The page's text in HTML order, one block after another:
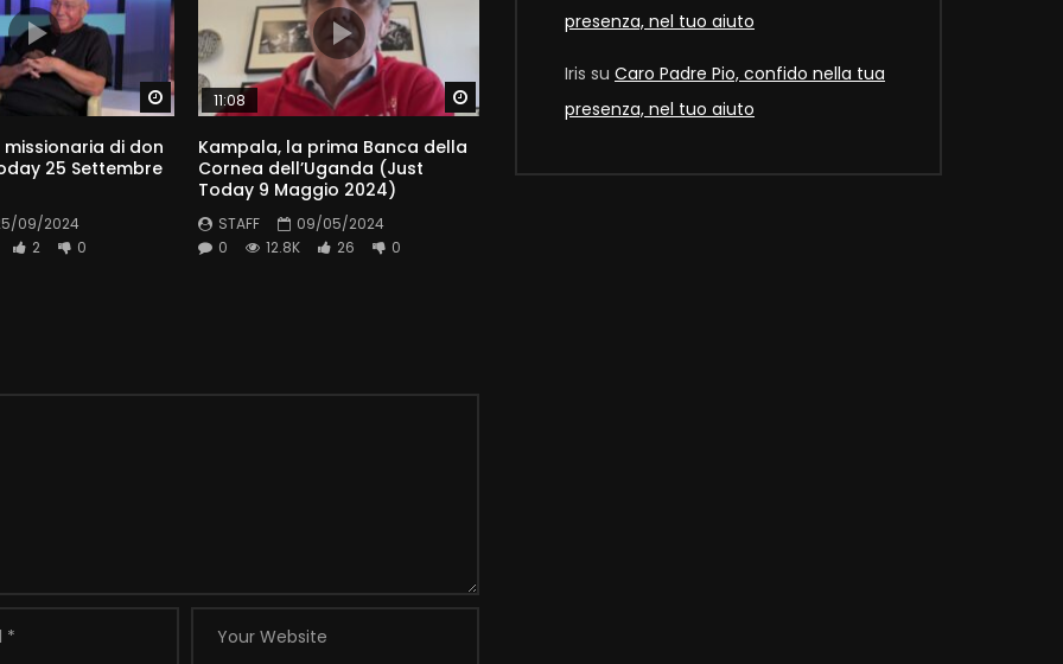
Watch Later
missionaria di don
25 Settembre
09/2024
2 0
11:08
Kampala, la prima Banca della
Cornea dell’Uganda (Just
Today 9 Maggio 2024)
STAFF
09/05/2024
0
12.8K 26 0
presenza, nel tuo aiuto
Iris su Caro Padre Pio, confido nella tua
presenza, nel tuo aiuto